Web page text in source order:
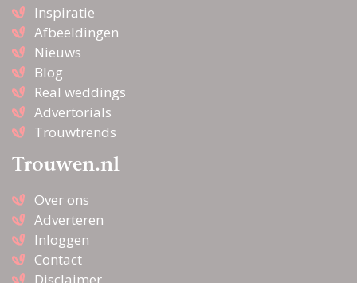
Inspiratie
Afbeeldingen
Nieuws
Blog
Real weddings
Advertorials
Trouwtrends
Trouwen.nl
Over ons
Adverteren
Inloggen
Contact
Disclaimer